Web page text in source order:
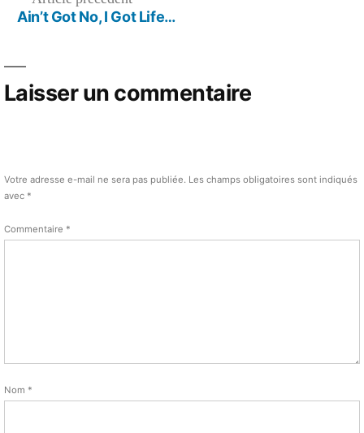
précédent :
Ain’t Got No, I Got Life…
Laisser un commentaire
Votre adresse e-mail ne sera pas publiée. Les champs obligatoires sont indiqués
avec *
Commentaire *
Nom *